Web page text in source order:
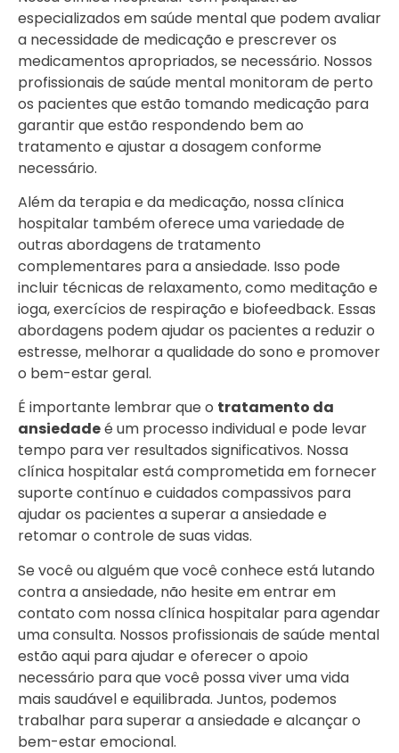
especializados em saúde mental que podem avaliar
a necessidade de medicação e prescrever os
medicamentos apropriados, se necessário. Nossos
profissionais de saúde mental monitoram de perto
os pacientes que estão tomando medicação para
garantir que estão respondendo bem ao
tratamento e ajustar a dosagem conforme
necessário.
Além da terapia e da medicação, nossa clínica
hospitalar também oferece uma variedade de
outras abordagens de tratamento
complementares para a ansiedade. Isso pode
incluir técnicas de relaxamento, como meditação e
ioga, exercícios de respiração e biofeedback. Essas
abordagens podem ajudar os pacientes a reduzir o
estresse, melhorar a qualidade do sono e promover
o bem-estar geral.
É importante lembrar que o tratamento da
ansiedadeé um processo individual e pode levar
tempo para ver resultados significativos. Nossa
clínica hospitalar está comprometida em fornecer
suporte contínuo e cuidados compassivos para
ajudar os pacientes a superar a ansiedade e
retomar o controle de suas vidas.
Se você ou alguém que você conhece está lutando
contra a ansiedade, não hesite em entrar em
contato com nossa clínica hospitalar para agendar
uma consulta. Nossos profissionais de saúde mental
estão aqui para ajudar e oferecer o apoio
necessário para que você possa viver uma vida
mais saudável e equilibrada. Juntos, podemos
trabalhar para superar a ansiedade e alcançar o
bem-estar emocional.